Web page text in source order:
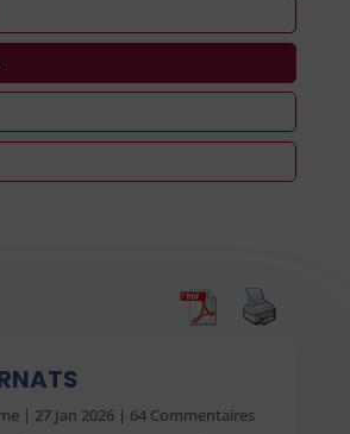
| 27 Jan 2026| 64 Commentaires